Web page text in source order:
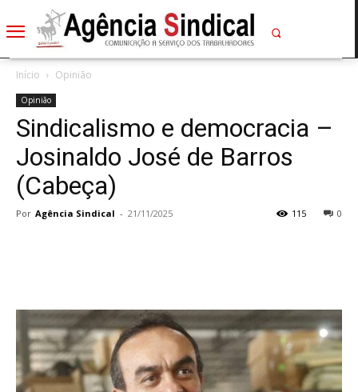
Início Opinião
Opinião
Sindicalismo e democracia –
Josinaldo José de Barros
(Cabeça)
Por Agência Sindical - 21/11/2025 0
115